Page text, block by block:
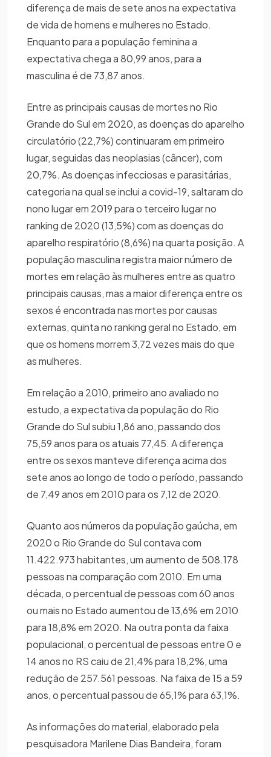
diferença de mais de sete anos na expectativa
de vida de homens e mulheres no Estado.
Enquanto para a população feminina a
expectativa chega a 80,99 anos, para a
masculina é de 73,87 anos.
Entre as principais causas de mortes no Rio
Grande do Sul em 2020, as doenças do aparelho
circulatório (22,7%) continuaram em primeiro
lugar, seguidas das neoplasias (câncer), com
20,7%. As doenças infecciosas e parasitárias,
categoria na qual se inclui a covid-19, saltaram do
nono lugar em 2019 para o terceiro lugar no
ranking de 2020 (13,5%) com as doenças do
aparelho respiratório (8,6%) na quarta posição. A
população masculina registra maior número de
mortes em relação às mulheres entre as quatro
principais causas, mas a maior diferença entre os
sexos é encontrada nas mortes por causas
externas, quinta no ranking geral no Estado, em
que os homens morrem 3,72 vezes mais do que
as mulheres.
Em relação a 2010, primeiro ano avaliado no
estudo, a expectativa da população do Rio
Grande do Sul subiu 1,86 ano, passando dos
75,59 anos para os atuais 77,45. A diferença
entre os sexos manteve diferença acima dos
sete anos ao longo de todo o período, passando
de 7,49 anos em 2010 para os 7,12 de 2020.
Quanto aos números da população gaúcha, em
2020 o Rio Grande do Sul contava com
11.422.973 habitantes, um aumento de 508.178
pessoas na comparação com 2010. Em uma
década, o percentual de pessoas com 60 anos
ou mais no Estado aumentou de 13,6% em 2010
para 18,8% em 2020. Na outra ponta da faixa
populacional, o percentual de pessoas entre 0 e
14 anos no RS caiu de 21,4% para 18,2%, uma
redução de 257.561 pessoas. Na faixa de 15 a 59
anos, o percentual passou de 65,1% para 63,1%.
As informações do material, elaborado pela
pesquisadora Marilene Dias Bandeira, foram